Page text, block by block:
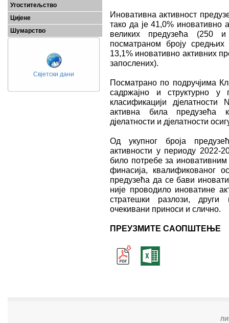
Угоститељство
Цијене
Шумарство
Свјетски дани
Иновативна активност
тако да је 41,0% иновативно
великих предузећа (250
посматраном броју
13,1% иновативно активних
запослених).
Посматрано по подручјима
садржајно и структурно у
класификацији
активнa била предузећа
дјелатности и дјелатности
Од укупног броја
активности у периоду 2022-
било потребе за
финасија, квалификованог
предузећа да се бави
није проводило иноватине
стратешки разлози, други
очекивани приноси и слично.
ПРЕУЗМИТЕ САОПШТЕЊЕ